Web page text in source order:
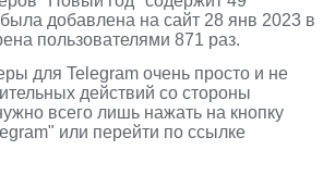
добавлена на сайт 28 янв 2023 в
пользователями 871 раз.
для Telegram очень просто и не
действий со стороны
всего лишь нажать на кнопку
или перейти по ссылке